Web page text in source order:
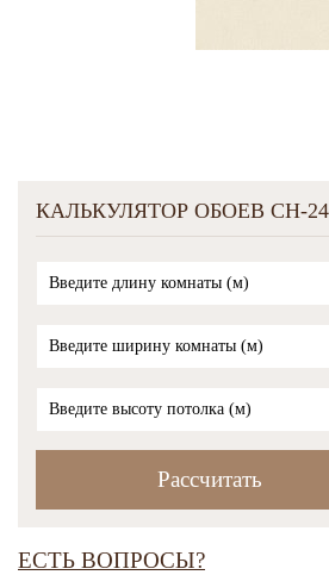
КАЛЬКУЛЯТОР ОБОЕВ CH-
ЕСТЬ ВОПРОСЫ?